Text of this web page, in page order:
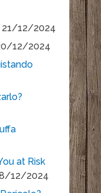
21/12/2024
12/2024
at Risk
12/2024